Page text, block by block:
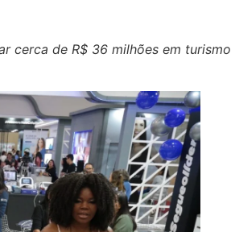
cerca de R$ 36 milhões em turismo